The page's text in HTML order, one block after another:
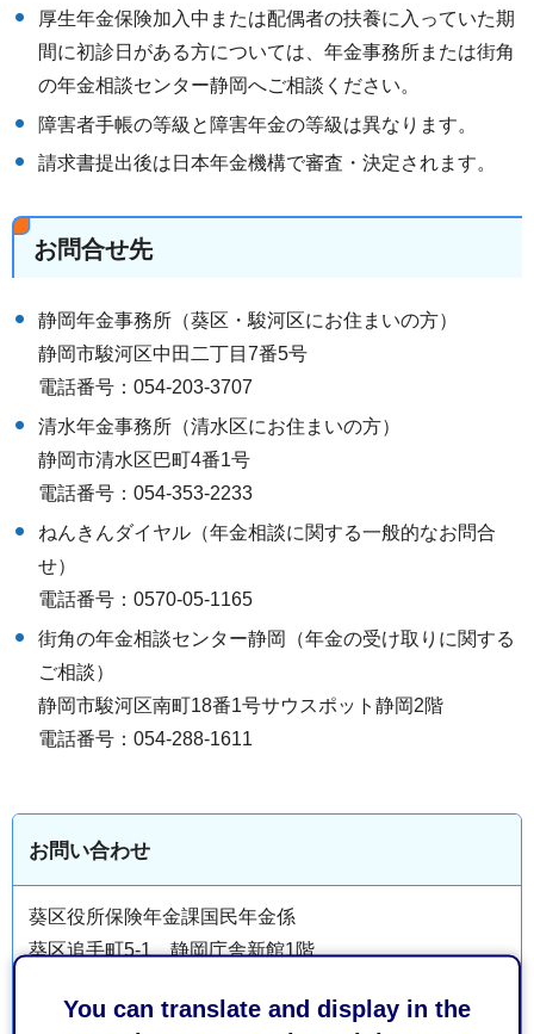
You can translate and display in the
厚生年金保険加入中または配偶者の扶養に入っていた期
間に初診日がある方については、年金事務所または街角
の年金相談センター静岡へご相談ください。
障害者手帳の等級と障害年金の等級は異なります。
請求書提出後は日本年金機構で審査・決定されます。
お問合せ先
静岡年金事務所（葵区・駿河区にお住まいの方）
静岡市駿河区中田二丁目7番5号
電話番号：054-203-3707
清水年金事務所（清水区にお住まいの方）
静岡市清水区巴町4番1号
電話番号：054-353-2233
ねんきんダイヤル（年金相談に関する一般的なお問合
せ）
電話番号：0570-05-1165
街角の年金相談センター静岡（年金の受け取りに関する
ご相談）
静岡市駿河区南町18番1号サウスポット静岡2階
電話番号：054-288-1611
お問い合わせ
葵区役所保険年金課国民年金係
葵区追手町5-1 静岡庁舎新館1階
ファックス番号：054-254-2216